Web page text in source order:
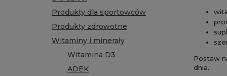
Produkty dla sportowców
Produkty zdrowotne
Witaminy i minerały
Witamina D3
ADEK
Postaw
dnia.